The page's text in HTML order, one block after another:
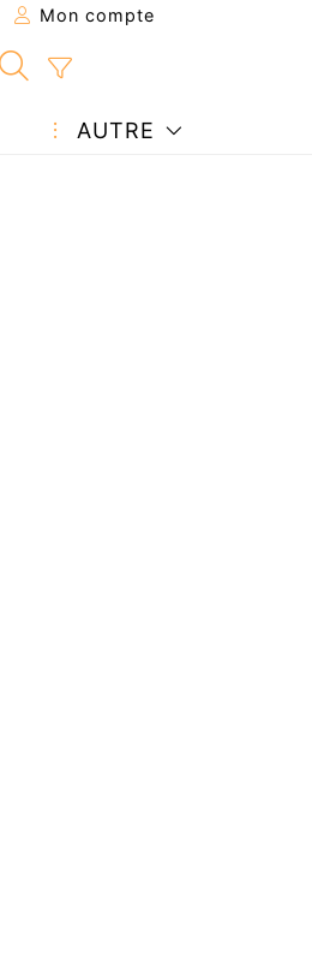
Mon compte
AUTRE
à l'auteur
de cette